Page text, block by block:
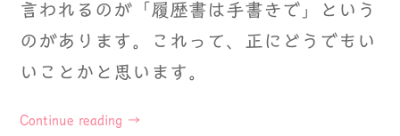
言われるのが「履歴書は手書きで」という
のがあります。これって、正にどうでもい
いことかと思います。
Continue reading →